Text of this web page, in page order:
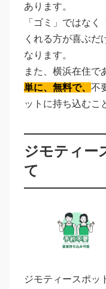
あります。
「ゴミ」ではな
くれる方が喜ぶだ
なります。
また、横浜在住で
単に、無料で、 不
ットに持ち込むこ
ジモティー
て
ジモティースポッ